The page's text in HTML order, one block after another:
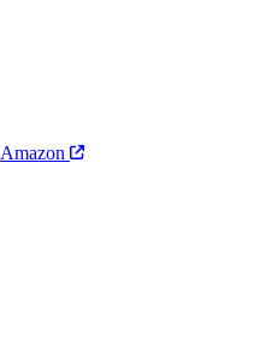
Amazon